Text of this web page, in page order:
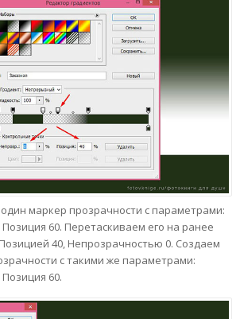
маркер прозрачности с параметрами:
60. Перетаскиваем его на ранее
40, Непрозрачностью 0. Создаем
с такими же параметрами:
60.